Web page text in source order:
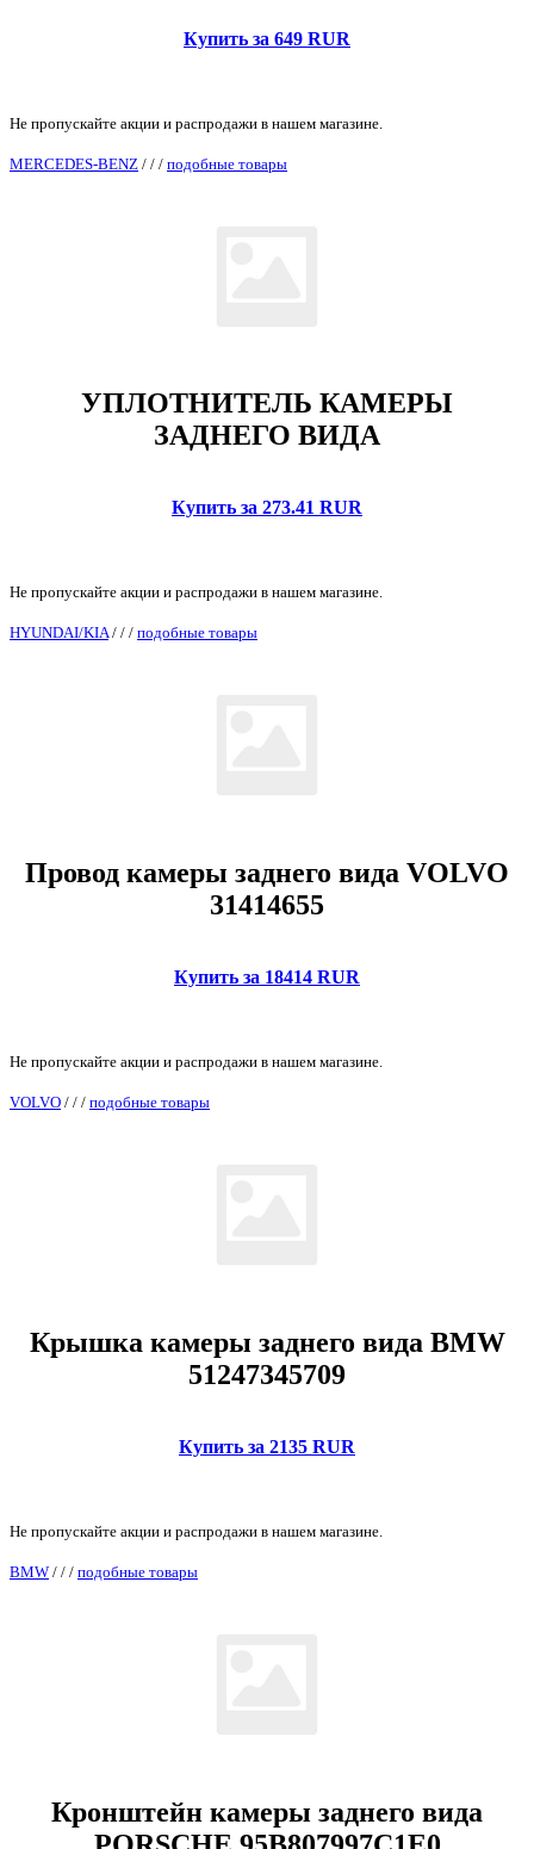
Купить за 649 RUR
Не пропускайте акции и распродажи в нашем магазине.
MERCEDES-BENZ / / / подобные товары
УПЛОТНИТЕЛЬ КАМЕРЫ
ЗАДНЕГО ВИДА
Купить за 273.41 RUR
Не пропускайте акции и распродажи в нашем магазине.
HYUNDAI/KIA/ / / подобные товары
Провод камеры заднего вида VOLVO
31414655
Купить за 18414 RUR
Не пропускайте акции и распродажи в нашем магазине.
VOLVO / / / подобные товары
Крышка камеры заднего вида BMW
51247345709
Купить за 2135 RUR
Не пропускайте акции и распродажи в нашем магазине.
BMW / / / подобные товары
Кронштейн камеры заднего вида